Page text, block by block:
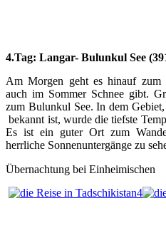
4.Tag: Langar- Bulunkul See
Am Morgen geht es hinauf zum
auch im Sommer Schnee gibt.
zum Bulunkul See. In dem
bekannt ist, wurde die tiefste
Es ist ein guter Ort zum
herrliche Sonnenuntergänge zu
Übernachtung bei Einheimischen